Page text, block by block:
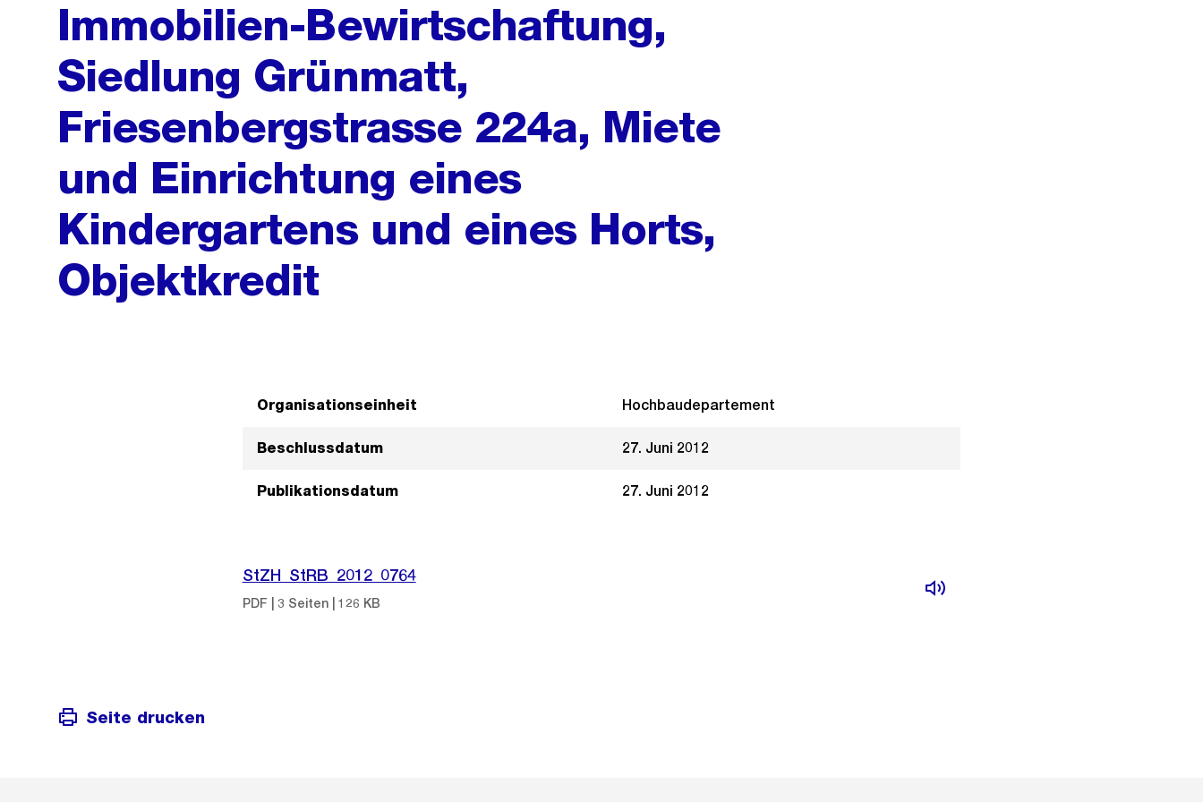
Immobilien-Bewirtschaftung,
Siedlung Grünmatt,
Friesenbergstrasse 224a, Miete
und Einrichtung eines
Kindergartens und eines Horts,
Objektkredit
Organisationseinheit Hochbaudepartement
Beschlussdatum 27. Juni 2012
Publikationsdatum 27. Juni 2012
StZH_StRB_2012_0764
PDF | 3 Seiten | 126 KB
Seite drucken